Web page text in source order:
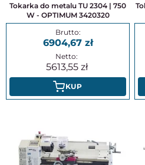
Tokarka do metalu TU 2304 | 750
W - OPTIMUM 3420320
6904,67
5613,55
KUP
Tokarka do metalu TU 2304V | 750